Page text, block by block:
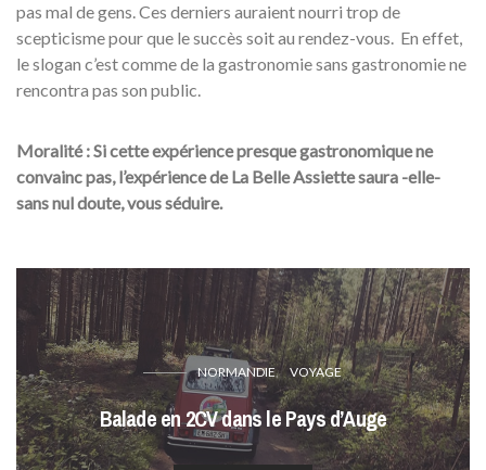
pas mal de gens. Ces derniers auraient nourri trop de
scepticisme pour que le succès soit au rendez-vous. En effet,
le slogan c’est comme de la gastronomie sans gastronomie ne
rencontra pas son public.
Moralité : Sicette expérience presquegastronomiquene
convainc pas, l’expérience de La Belle Assiette saura -elle-
sans nul doute, vous séduire.
NORMANDIE VOYAGE
Balade en 2CV dans le Pays d’Auge